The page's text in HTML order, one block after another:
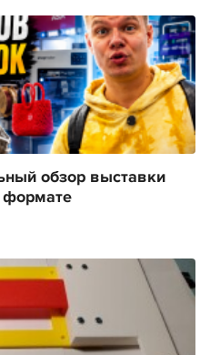
обзор выставки
формате